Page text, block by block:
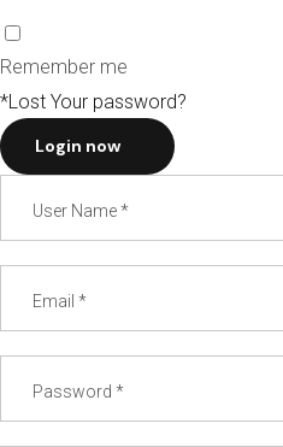
Remember me
*Lost Your password?
Login now